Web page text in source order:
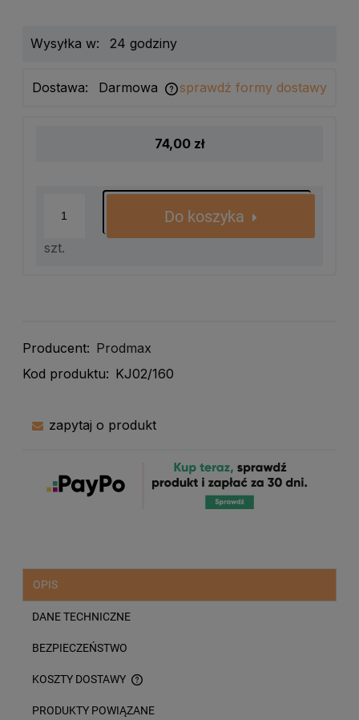
Wysyłka w: 24 godziny
Dostawa: Darmowa sprawdź formy dostawy
74,00 zł
szt.
Do koszyka
Producent: Prodmax
Kod produktu: KJ02/160
zapytaj o produkt
OPIS
DANE TECHNICZNE
BEZPIECZEŃSTWO
KOSZTY DOSTAWY
PRODUKTY POWIĄZANE